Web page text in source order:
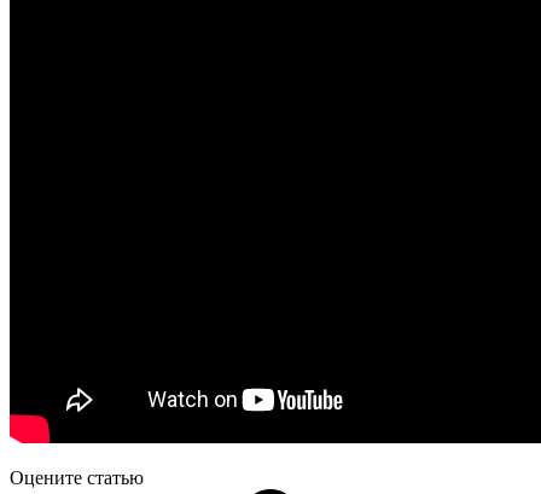
Оцените статью